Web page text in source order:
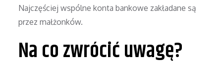
Najczęściej wspólne konta bankowe zakładane są
przez małżonków.
Na co zwrócić uwagę?